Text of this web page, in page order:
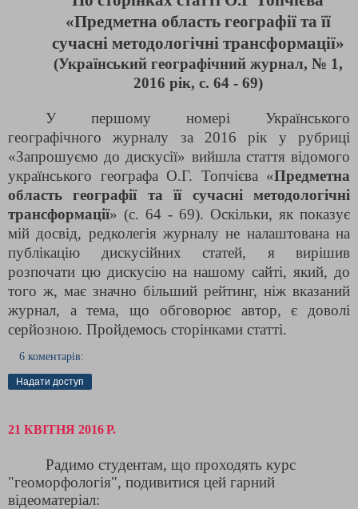
«Предметна область географії та її
сучасні методологічні трансформації»
(Український географічний журнал, № 1,
2016 рік, с. 64 - 69)
У першому номері Українського
географічного журналу за 2016 рік у рубриці
«Запрошуємо до дискусії» вийшла стаття відомого
українського географа О.Г. Топчієва «Предметна
область географії та її сучасні методологічні
трансформації» (с. 64 - 69). Оскільки, як показує
мій досвід, редколегія журналу не налаштована на
публікацію дискусійних статей, я вирішив
розпочати цю дискусію на нашому сайті, який, до
того ж, має значно більший рейтинг, ніж вказаний
журнал, а тема, що обговорює автор, є доволі
серйозною. Пройдемось сторінками статті.
6 коментарів:
Надати доступ
21 КВІТНЯ 2016 Р.
Радимо студентам, що проходять курс
"геоморфологія", подивитися цей гарний
відеоматеріал: